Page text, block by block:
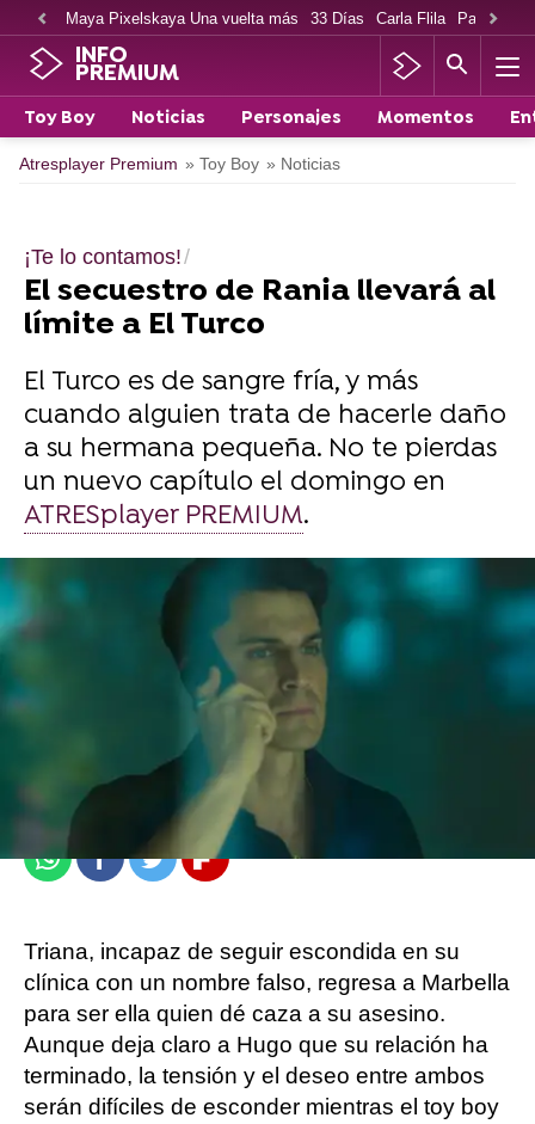
Maya Pixelskaya Una vuelta más 33 Días Carla Flila Paco
INFO
PREMIUM
Toy Boy Noticias Personajes Momentos
Atresplayer Premium » Toy Boy » Noticias
¡Te lo contamos!
El secuestro de Rania llevará al
límite a El Turco
El Turco es de sangre fría, y más
cuando alguien trata de hacerle daño
a su hermana pequeña. No te pierdas
un nuevo capítulo el domingo en
ATRESplayer PREMIUM.
Publicado: 29 de octubre de 2021, 16:31
WhatsappFacebook
TwitterFlipboard
Triana, incapaz de seguir escondida en su
clínica con un nombre falso, regresa a Marbella
para ser ella quien dé caza a su asesino.
Aunque deja claro a Hugo que su relación ha
terminado, la tensión y el deseo entre ambos
serán difíciles de esconder mientras el toy boy